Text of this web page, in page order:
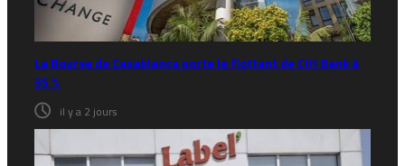
La Bourse de Casablanca porte le flottant de CIH Bank à
35 %
il y a 2 jours